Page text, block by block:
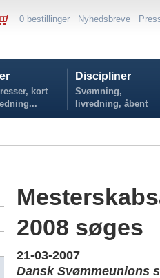
0 bestillinger Nyhedsbreve
kort
Discipliner
Svømning,
livredning, åbent
vand...
2008 søges
21-03-2007
Dansk Svømmeunions